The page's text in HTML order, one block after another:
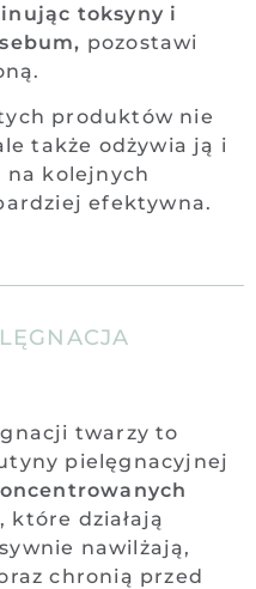
toksyny i
pozostawi
produktów nie
także odżywia ją i
na kolejnych
efektywna.
twarzy to
pielęgnacyjnej
, które działają
nawilżają,
chronią przed